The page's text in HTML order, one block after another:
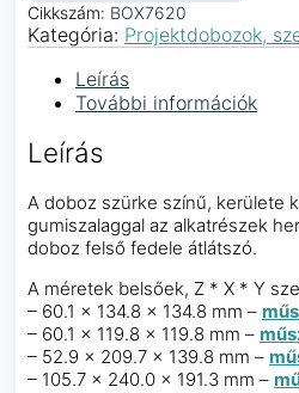
Cikkszám: BOX7620
Kategória: Projektdobozok,
Leírás
További információk
Leírás
A doboz szürke színű, kerülete
gumiszalaggal az alkatrészek
doboz felső fedele átlátszó.
A méretek belsőek, Z * X * Y
– 60.1 x 134.8 x 134.8 mm –
– 60.1 x 119.8 x 119.8 mm –
– 52.9 x 209.7 x 139.8 mm –
– 105.7 x 240.0 x 191.3 mm –